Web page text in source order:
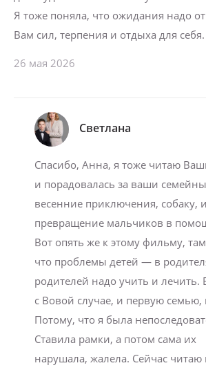
Я тоже поняла, что ожидания надо
Вам сил, терпения и отдыха для себя.
26 мая 2026
Светлана
Спасибо, Анна, я тоже читаю
и порадовалась за ваши
весенние приключения, собаку,
превращение мальчиков в
Вот опять же к этому фильму,
что проблемы детей — в
родителей надо учить и
с Вовой случае, и первую семью,
Потому, что я была
Ставила рамки, а потом сама их
нарушала, жалела. Сейчас